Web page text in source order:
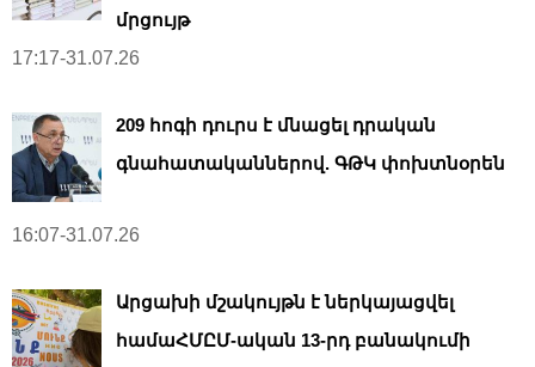
մրցույթ
17:17-31.07.26
209 հոգի դուրս է մնացել դրական
գնահատականներով. ԳԹԿ փոխտնօրեն
16:07-31.07.26
Արցախի մշակույթն է ներկայացվել
համաՀՄԸՄ-ական 13-րդ բանակումի